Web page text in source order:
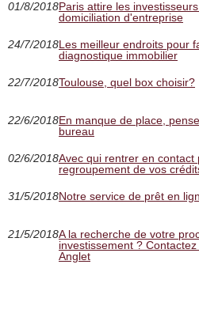
01/8/2018Paris attire les
domiciliation d'entreprise
24/7/2018Les meilleur endroits pour
diagnostique immobilier
22/7/2018Toulouse, quel box choisir?
22/6/2018En manque de place,
bureau
02/6/2018Avec qui rentrer en contact
regroupement de vos
31/5/2018Notre service de prêt en
21/5/2018A la recherche de votre
investissement ?
Anglet